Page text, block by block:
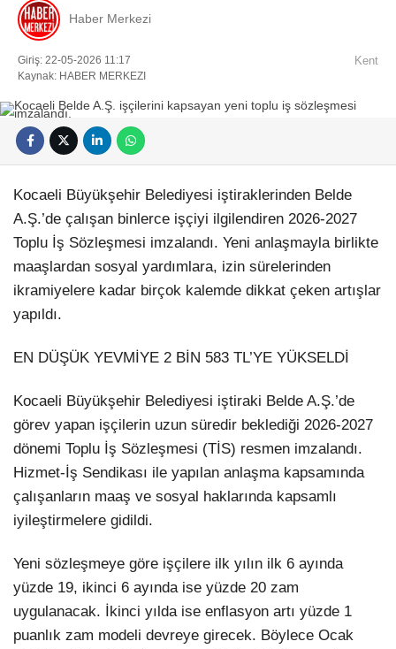
Facebook
Instagram
Dribbble
LinkedIn
SAĞLIK
Haber Merkezi
Giriş: 22-05-2026 11:17
Kaynak: HABER MERKEZI
Kent
Kocaeli Büyükşehir Belediyesi iştiraklerinden Belde
A.Ş.’de çalışan binlerce işçiyi ilgilendiren 2026-2027
Toplu İş Sözleşmesi imzalandı. Yeni anlaşmayla birlikte
maaşlardan sosyal yardımlara, izin sürelerinden
ikramiyelere kadar birçok kalemde dikkat çeken artışlar
yapıldı.
EN DÜŞÜK YEVMİYE 2 BİN 583 TL’YE YÜKSELDİ
Kocaeli Büyükşehir Belediyesi iştiraki Belde A.Ş.’de
görev yapan işçilerin uzun süredir beklediği 2026-2027
dönemi Toplu İş Sözleşmesi (TİS) resmen imzalandı.
Hizmet-İş Sendikası ile yapılan anlaşma kapsamında
çalışanların maaş ve sosyal haklarında kapsamlı
iyileştirmelere gidildi.
Yeni sözleşmeye göre işçilere ilk yılın ilk 6 ayında
yüzde 19, ikinci 6 ayında ise yüzde 20 zam
uygulanacak. İkinci yılda ise enflasyon artı yüzde 1
puanlık zam modeli devreye girecek. Böylece Ocak